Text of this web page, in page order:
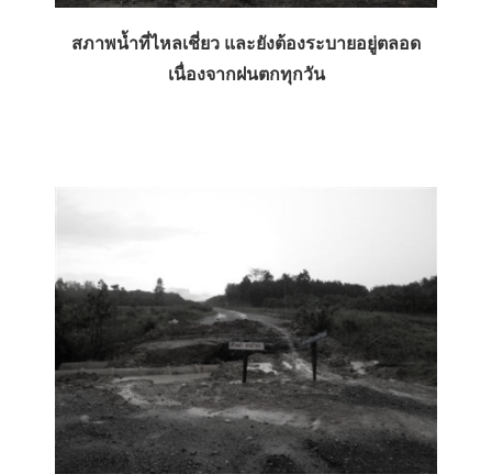
สภาพน้ำที่ไหลเชี่ยว และยังต้องระบายอยู่ตลอด
เนื่องจากฝนตกทุกวัน